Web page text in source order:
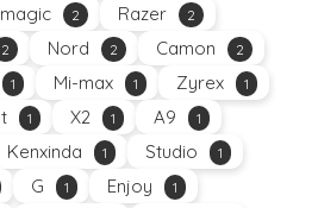
2 Razer 2
2 Nord 2 Camon 2
1 Mi-max 1 Zyrex 1
1 X2 1 A9 1
Kenxinda 1 Studio 1
G 1 Enjoy 1